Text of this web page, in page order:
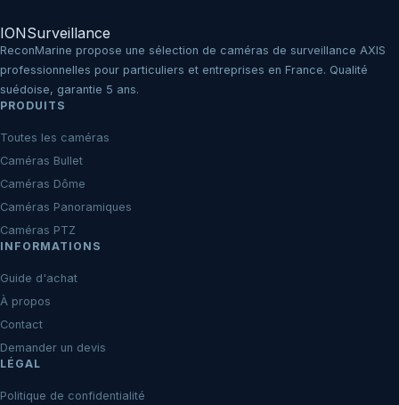
IONSurveillance
ReconMarine propose une sélection de caméras de surveillance AXIS
professionnelles pour particuliers et entreprises en France. Qualité
suédoise, garantie 5 ans.
PRODUITS
Toutes les caméras
Caméras Bullet
Caméras Dôme
Caméras Panoramiques
Caméras PTZ
INFORMATIONS
Guide d'achat
À propos
Contact
Demander un devis
LÉGAL
Politique de confidentialité